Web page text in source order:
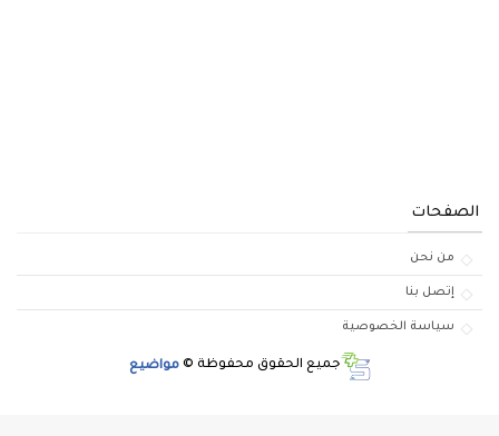
الصفحات
من نحن
إتصل بنا
سياسة الخصوصية
جميع الحقوق محفوظة © مواضيع